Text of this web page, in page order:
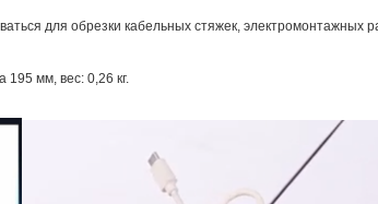
для обрезки кабельных стяжек, электромонтажных
195 мм, вес: 0,26 кг.